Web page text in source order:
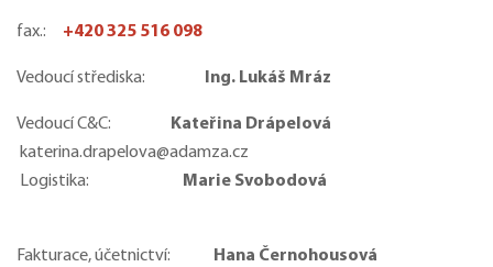
fax.: +420 325 516 098
Vedoucí střediska: Ing. Lukáš Mráz
Vedoucí C&C: Kateřina Drápelová
katerina.drapelova@adamza.cz
Logistika: Marie Svobodová
Fakturace, účetnictví: Hana Černohousová